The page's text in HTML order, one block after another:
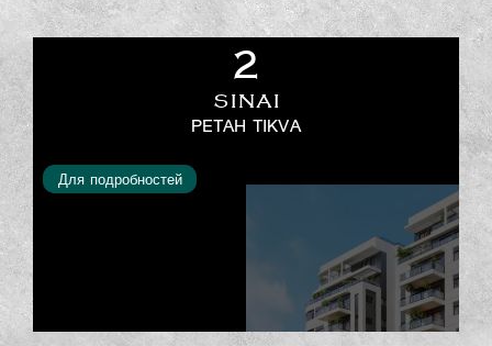
2
SINAI
PETAH TIKVA
Для подробностей